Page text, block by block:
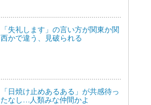
「失礼します」の言い方が関東か関
西かで違う、見破られる
「日焼け止めあるある」が共感待っ
たなし…人類みな仲間かよ